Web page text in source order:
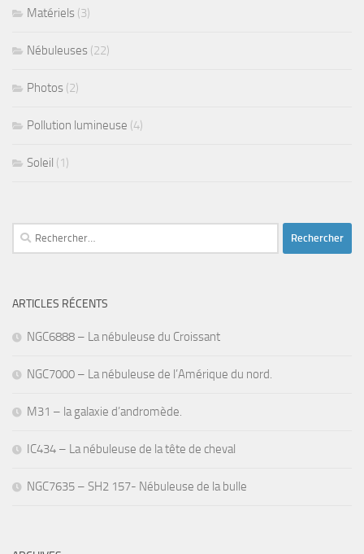
Matériels (3)
Nébuleuses (22)
Photos (2)
Pollution lumineuse (4)
Soleil (1)
Rechercher :
ARTICLES RÉCENTS
NGC6888 – La nébuleuse du Croissant
NGC7000 – La nébuleuse de l’Amérique du nord.
M31 – la galaxie d’andromède.
IC434 – La nébuleuse de la tête de cheval
NGC7635 – SH2 157- Nébuleuse de la bulle